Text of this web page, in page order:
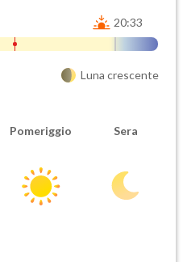
20:33
Luna crescente
Pomeriggio Sera